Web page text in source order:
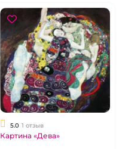
5.0 1 отзыв
Картина «Дева»